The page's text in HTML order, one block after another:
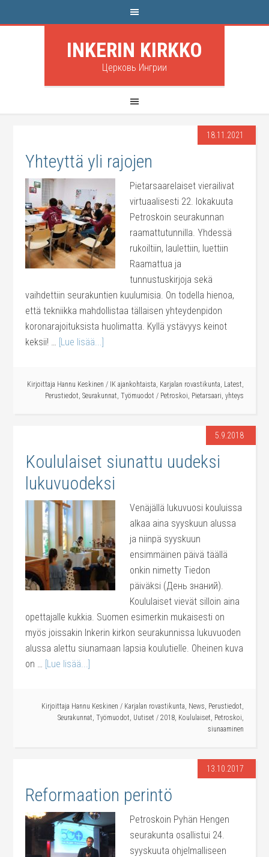
INKERIN KIRKKO
Церковь Ингрии
18.11.2021
Yhteyttä yli rajojen
Pietarsaarelaiset vierailivat
virtuaalisesti 22. lokakuuta
Petroskoin seurakunnan
raamattutunnilla. Yhdessä
rukoiltiin, laulettiin, luettiin
Raamattua ja
tunnustuskirjoja sekä
vaihdettiin seurakuntien kuulumisia. On todella hienoa,
että tekniikka mahdollistaa tällaisen yhteydenpidon
koronarajoituksista huolimatta. Kyllä ystävyys keinot
keksii! … [Lue lisää...]
Kirjoittaja Hannu Keskinen / IK ajankohtaista, Karjalan rovastikunta, Latest,
Perustiedot, Seurakunnat, Työmuodot / Petroskoi, Pietarsaari, yhteys
5.9.2018
Koululaiset siunattu uudeksi
lukuvuodeksi
Venäjällä lukuvuosi kouluissa
alkaa aina syyskuun alussa
ja niinpä syyskuun
ensimmäinen päivä täällä
onkin nimetty Tiedon
päiväksi (День знаний).
Koululaiset vievät silloin aina
opettajalle kukkia. Suomen esimerkin mukaisesti on
myös joissakin Inkerin kirkon seurakunnissa lukuvuoden
alussa alettu siunamaan lapsia koulutielle. Oheinen kuva
on … [Lue lisää...]
Kirjoittaja Hannu Keskinen / Karjalan rovastikunta, News, Perustiedot,
Seurakunnat, Työmuodot, Uutiset / 2018, Koululaiset, Petroskoi,
siunaaminen
13.10.2017
Reformaation perintö
Petroskoin Pyhän Hengen
seurakunta osallistui 24.
syyskuuta ohjelmalliseen